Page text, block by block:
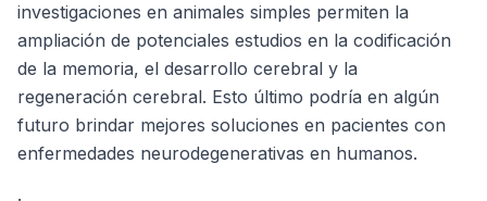
investigaciones en animales simples permiten la
ampliación de potenciales estudios en la codificación
de la memoria, el desarrollo cerebral y la
regeneración cerebral. Esto último podría en algún
futuro brindar mejores soluciones en pacientes con
enfermedades neurodegenerativas en humanos.
.